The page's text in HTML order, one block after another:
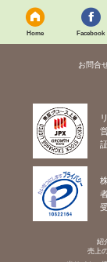
Home Facebook
お問合
紹
売上